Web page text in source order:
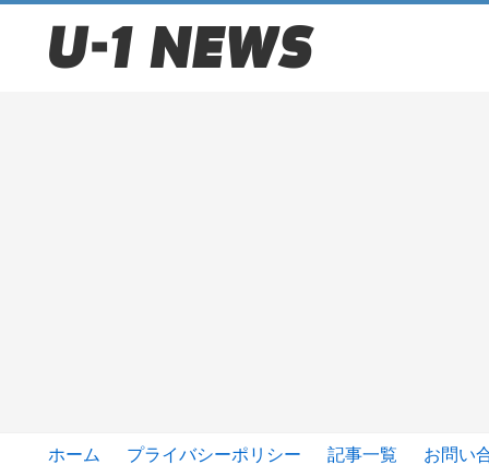
ホーム プライバシーポリシー 記事一覧 お問い